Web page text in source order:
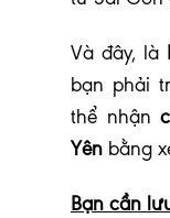
Và đây, là
bạn phải
thể nhận
Yên bằng
Bạn cần